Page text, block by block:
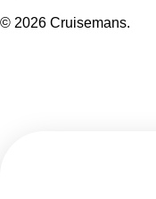
© 2026 Cruisemans.